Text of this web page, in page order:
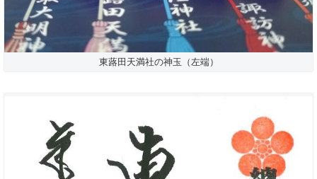
東蕗田天満社の神玉（左端）